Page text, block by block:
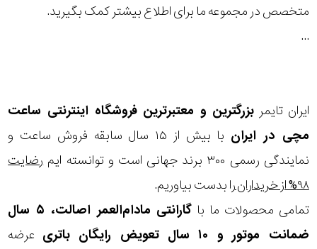
متخصص در مجموعه ما برای اطلاع بیشتر کمک بگیرید.
...
ایران تایمر بزرگترین و معتبرترین فروشگاه اینترنتی ساعت
مچی در ایران
با بیش از ۱۵ سال سابقه فروش ساعت و
نمایندگی رسمی ۳۰۰ برند جهانی است و توانسته ایم
رضایت
۹۸% از خریداران
را بدست بیاوریم.
تمامی محصولات ما با
گارانتی مادام‌العمر اصالت، ۵ سال
ضمانت موتور و ۱۰ سال تعویض رایگان باتری
عرضه
بیشتر...
مقاوم